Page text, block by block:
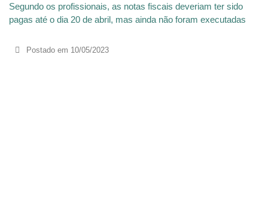
Segundo os profissionais, as notas fiscais deveriam ter sido
pagas até o dia 20 de abril, mas ainda não foram executadas
Postado em 10/05/2023